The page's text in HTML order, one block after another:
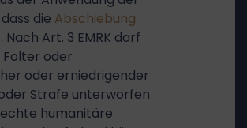
die Abschiebung
Nach Art. 3 EMRK darf
oder
oder erniedrigender
Strafe unterworfen
humanitäre